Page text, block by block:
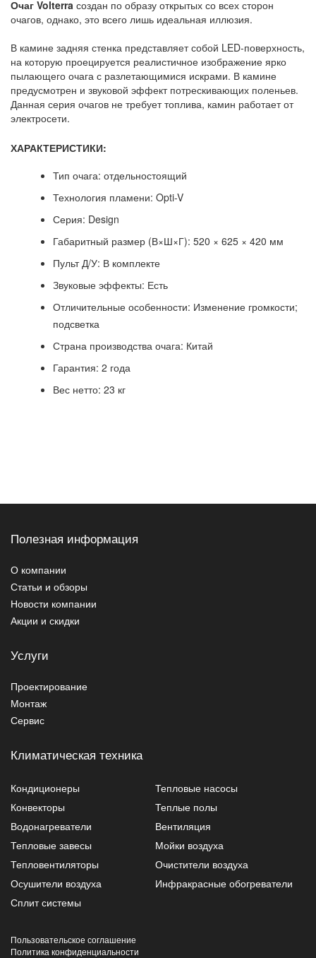
Очаг Volterra создан по образу открытых со всех сторон
очагов, однако, это всего лишь идеальная иллюзия.
В камине задняя стенка представляет собой LED-поверхность,
на которую проецируется реалистичное изображение ярко
пылающего очага с разлетающимися искрами. В камине
предусмотрен и звуковой эффект потрескивающих поленьев.
Данная серия очагов не требует топлива, камин работает от
электросети.
ХАРАКТЕРИСТИКИ:
Тип очага: отдельностоящий
Технология пламени: Opti-V
Серия: Design
Габаритный размер (В×Ш×Г): 520 × 625 × 420 мм
Пульт Д/У: В комплекте
Звуковые эффекты: Есть
Отличительные особенности: Изменение громкости;
подсветка
Страна производства очага: Китай
Гарантия: 2 года
Вес нетто: 23 кг
Полезная информация
О компании
Статьи и обзоры
Новости компании
Акции и скидки
Услуги
Проектирование
Монтаж
Сервис
Климатическая техника
Кондиционеры
Тепловые насосы
Конвекторы
Теплые полы
Водонагреватели
Вентиляция
Тепловые завесы
Мойки воздуха
Тепловентиляторы
Очистители воздуха
Осушители воздуха
Инфракрасные обогреватели
Сплит системы
Пользовательское соглашение
Политика конфиденциальности